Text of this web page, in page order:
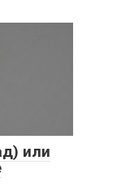
или